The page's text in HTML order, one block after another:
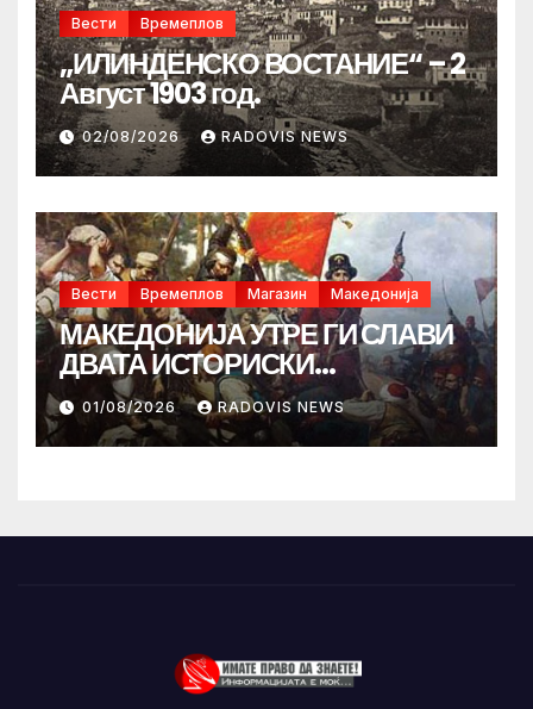
Вести Времеплов
„ИЛИНДЕНСКО ВОСТАНИЕ“ – 2
Август 1903 год.
02/08/2026 RADOVIS NEWS
Вести Времеплов Магазин Македонија
МАКЕДОНИЈА УТРЕ ГИ СЛАВИ
ДВАТА ИСТОРИСКИ
ИЛИНДЕНА!
01/08/2026 RADOVIS NEWS